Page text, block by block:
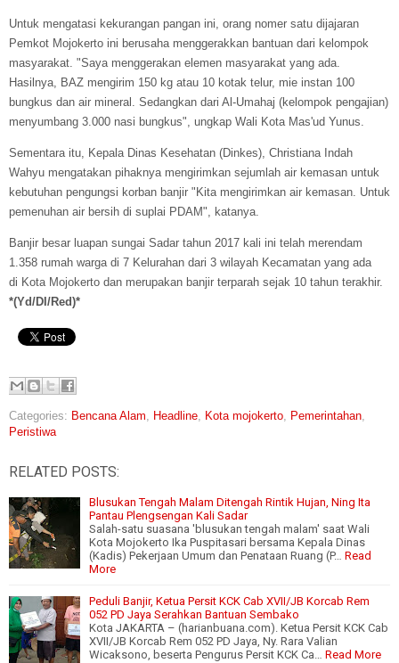
Untuk mengatasi kekurangan pangan ini, orang nomer satu dijajaran
Pemkot Mojokerto ini berusaha menggerakkan bantuan dari kelompok
masyarakat. "Saya menggerakan elemen masyarakat yang ada.
Hasilnya, BAZ mengirim 150 kg atau 10 kotak telur, mie instan 100
bungkus dan air mineral. Sedangkan dari Al-Umahaj (kelompok pengajian)
menyumbang 3.000 nasi bungkus", ungkap Wali Kota Mas'ud Yunus.
Sementara itu, Kepala Dinas Kesehatan (Dinkes), Christiana Indah
Wahyu mengatakan pihaknya mengirimkan sejumlah air kemasan untuk
kebutuhan pengungsi korban banjir "Kita mengirimkan air kemasan. Untuk
pemenuhan air bersih di suplai PDAM", katanya.
Banjir besar luapan sungai Sadar tahun 2017 kali ini telah merendam
1.358 rumah warga di 7 Kelurahan dari 3 wilayah Kecamatan yang ada
di Kota Mojokerto dan merupakan banjir terparah sejak 10 tahun terakhir.
*(Yd/DI/Red)*
Categories: Bencana Alam, Headline, Kota mojokerto, Pemerintahan,
Peristiwa
RELATED POSTS:
Blusukan Tengah Malam Ditengah Rintik Hujan, Ning Ita
Pantau Plengsengan Kali Sadar
Salah-satu suasana 'blusukan tengah malam' saat Wali
Kota Mojokerto Ika Puspitasari bersama Kepala Dinas
(Kadis) Pekerjaan Umum dan Penataan Ruang (P… Read
More
Peduli Banjir, Ketua Persit KCK Cab XVII/JB Korcab Rem
052 PD Jaya Serahkan Bantuan Sembako
Kota JAKARTA – (harianbuana.com). Ketua Persit KCK Cab
XVII/JB Korcab Rem 052 PD Jaya, Ny. Rara Valian
Wicaksono, beserta Pengurus Persit KCK Ca… Read More